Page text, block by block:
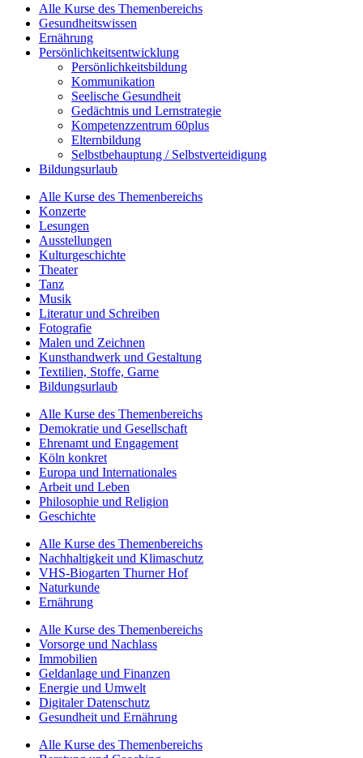
Alle Kurse des Themenbereichs
Gesundheitswissen
Ernährung
Persönlichkeitsentwicklung
Persönlichkeitsbildung
Kommunikation
Seelische Gesundheit
Gedächtnis und Lernstrategie
Kompetenzzentrum 60plus
Elternbildung
Selbstbehauptung / Selbstverteidigung
Bildungsurlaub
Alle Kurse des Themenbereichs
Konzerte
Lesungen
Ausstellungen
Kulturgeschichte
Theater
Tanz
Musik
Literatur und Schreiben
Fotografie
Malen und Zeichnen
Kunsthandwerk und Gestaltung
Textilien, Stoffe, Garne
Bildungsurlaub
Alle Kurse des Themenbereichs
Demokratie und Gesellschaft
Ehrenamt und Engagement
Köln konkret
Europa und Internationales
Arbeit und Leben
Philosophie und Religion
Geschichte
Alle Kurse des Themenbereichs
Nachhaltigkeit und Klimaschutz
VHS-Biogarten Thurner Hof
Naturkunde
Ernährung
Alle Kurse des Themenbereichs
Vorsorge und Nachlass
Immobilien
Geldanlage und Finanzen
Energie und Umwelt
Digitaler Datenschutz
Gesundheit und Ernährung
Alle Kurse des Themenbereichs